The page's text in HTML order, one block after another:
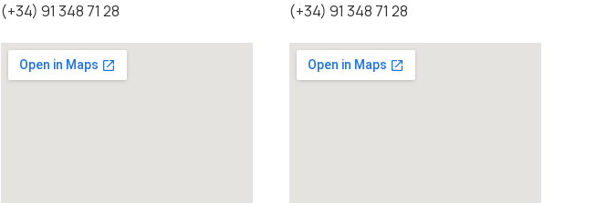
(+34) 91 348 71 28
(+34) 91 348 71 28